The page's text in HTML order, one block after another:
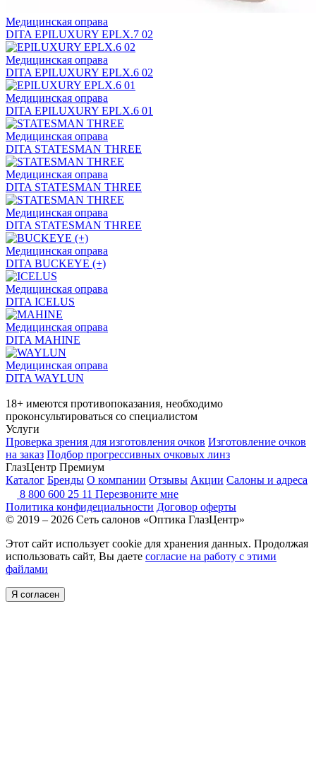
Медицинская оправа
DITA EPILUXURY EPLX.7 02
Медицинская оправа
DITA EPILUXURY EPLX.6 02
Медицинская оправа
DITA EPILUXURY EPLX.6 01
Медицинская оправа
DITA STATESMAN THREE
Медицинская оправа
DITA STATESMAN THREE
Медицинская оправа
DITA STATESMAN THREE
Медицинская оправа
DITA BUCKEYE (+)
Медицинская оправа
DITA ICELUS
Медицинская оправа
DITA MAHINE
Медицинская оправа
DITA WAYLUN
18+ имеются противопоказания, необходимо
проконсультироваться со специалистом
Услуги
Проверка зрения для изготовления очков Изготовление очков
на заказ Подбор прогрессивных очковых линз
ГлазЦентр Премиум
Каталог Бренды О компании Отзывы Акции Салоны и адреса
8 800 600 25 11 Перезвоните мне
Политика конфидециальности Договор оферты
© 2019 – 2026 Сеть салонов «Оптика ГлазЦентр»
Этот сайт использует cookie для хранения данных. Продолжая
использовать сайт, Вы даете согласие на работу с этими
файлами
Я согласен